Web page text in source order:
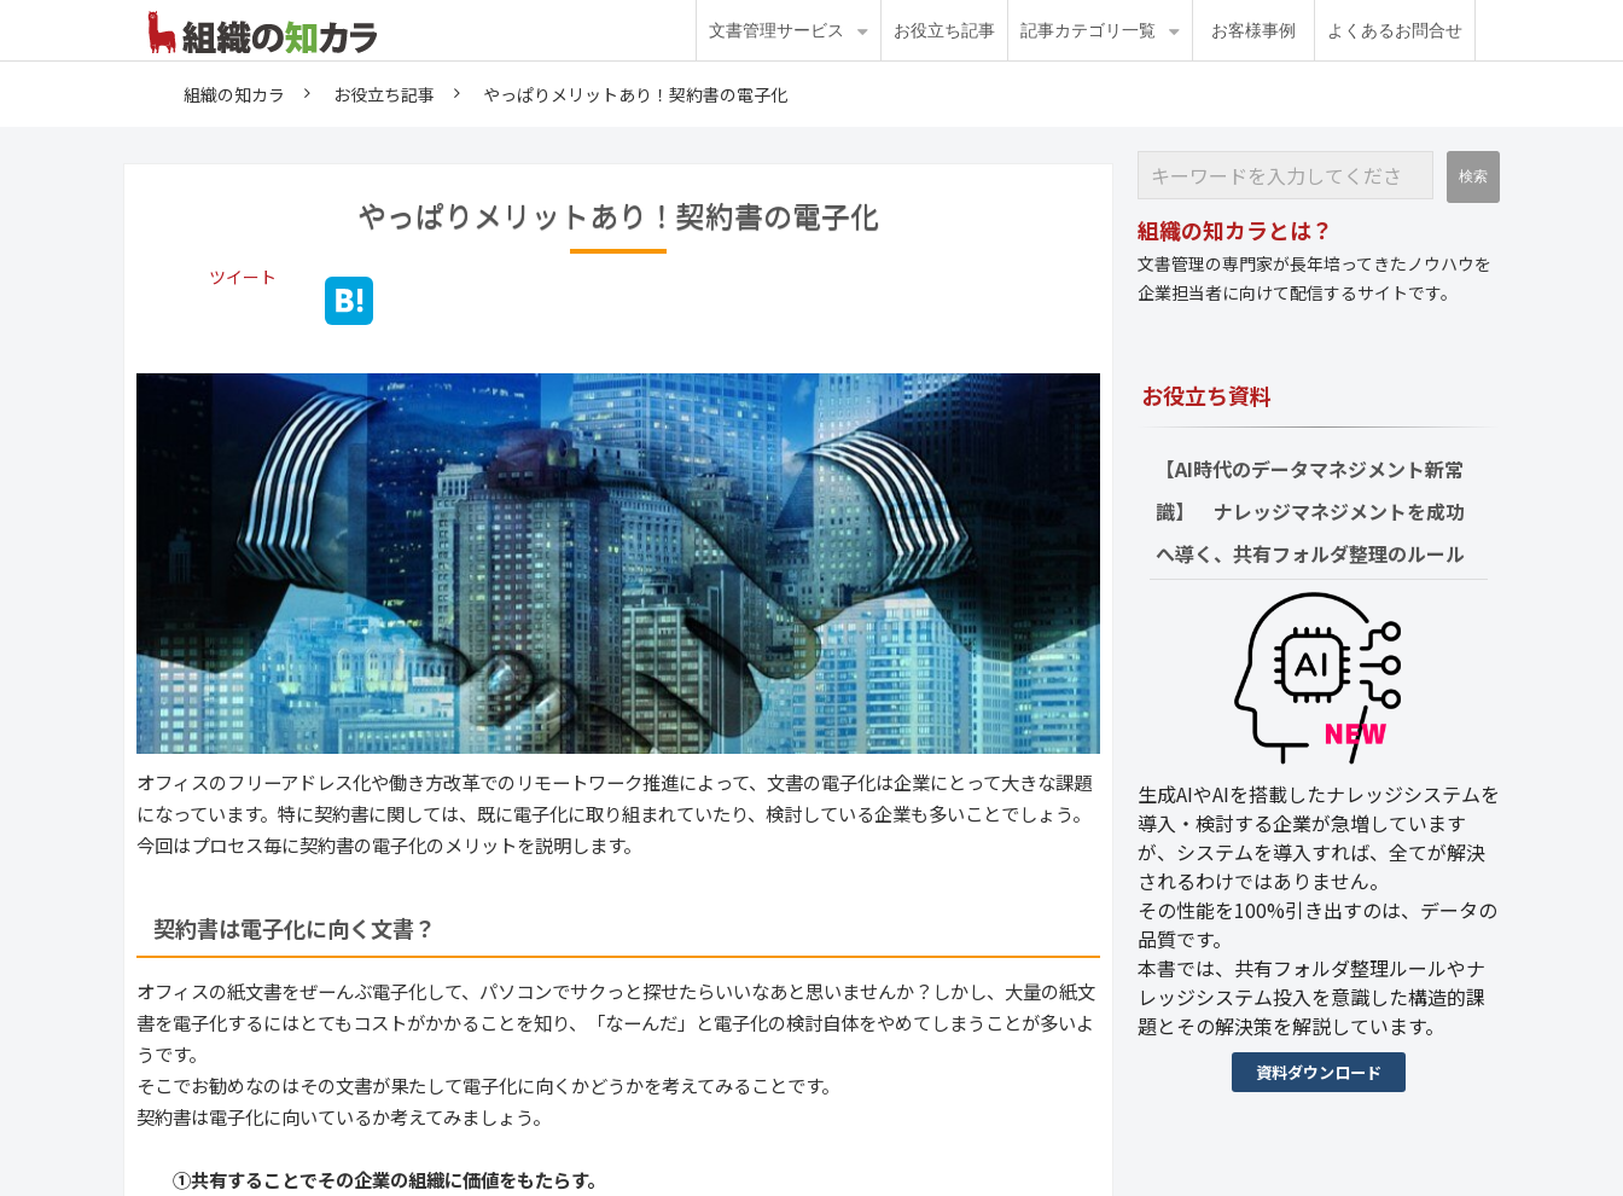
文書管理サービス お役立ち記事 記事カテゴリ一覧 お客様事例 よくあるお問合せ
組織の知カラ お役立ち記事 やっぱりメリットあり！契約書の電子化
やっぱりメリットあり！契約書の電子化
ツイート
オフィスのフリーアドレス化や働き方改革でのリモートワーク推進によって、文書の電子化は企業にとって大きな課題
になっています。特に契約書に関しては、既に電子化に取り組まれていたり、検討している企業も多いことでしょう。
今回はプロセス毎に契約書の電子化のメリットを説明します。
契約書は電子化に向く文書？
オフィスの紙文書をぜーんぶ電子化して、パソコンでサクっと探せたらいいなあと思いませんか？しかし、大量の紙文
書を電子化するにはとてもコストがかかることを知り、「なーんだ」と電子化の検討自体をやめてしまうことが多いよ
うです。
そこでお勧めなのはその文書が果たして電子化に向くかどうかを考えてみることです。
契約書は電子化に向いているか考えてみましょう。
①共有することでその企業の組織に価値をもたらす。
組織の知カラとは？
文書管理の専門家が長年培ってきたノウハウを
企業担当者に向けて配信するサイトです。
お役立ち資料
【AI時代のデータマネジメント新常
識】　ナレッジマネジメントを成功
へ導く、共有フォルダ整理のルール
生成AIやAIを搭載したナレッジシステムを
導入・検討する企業が急増しています
が、システムを導入すれば、全てが解決
されるわけではありません。
その性能を100%引き出すのは、データの
品質です。
本書では、共有フォルダ整理ルールやナ
レッジシステム投入を意識した構造的課
題とその解決策を解説しています。
資料ダウンロード